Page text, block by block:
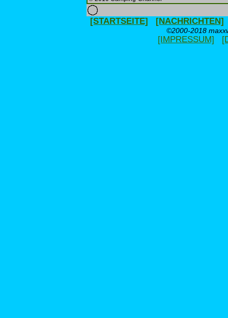
[STARTSEITE] [NACHRICHTEN]
©2000-2018
[IMPRESSUM]